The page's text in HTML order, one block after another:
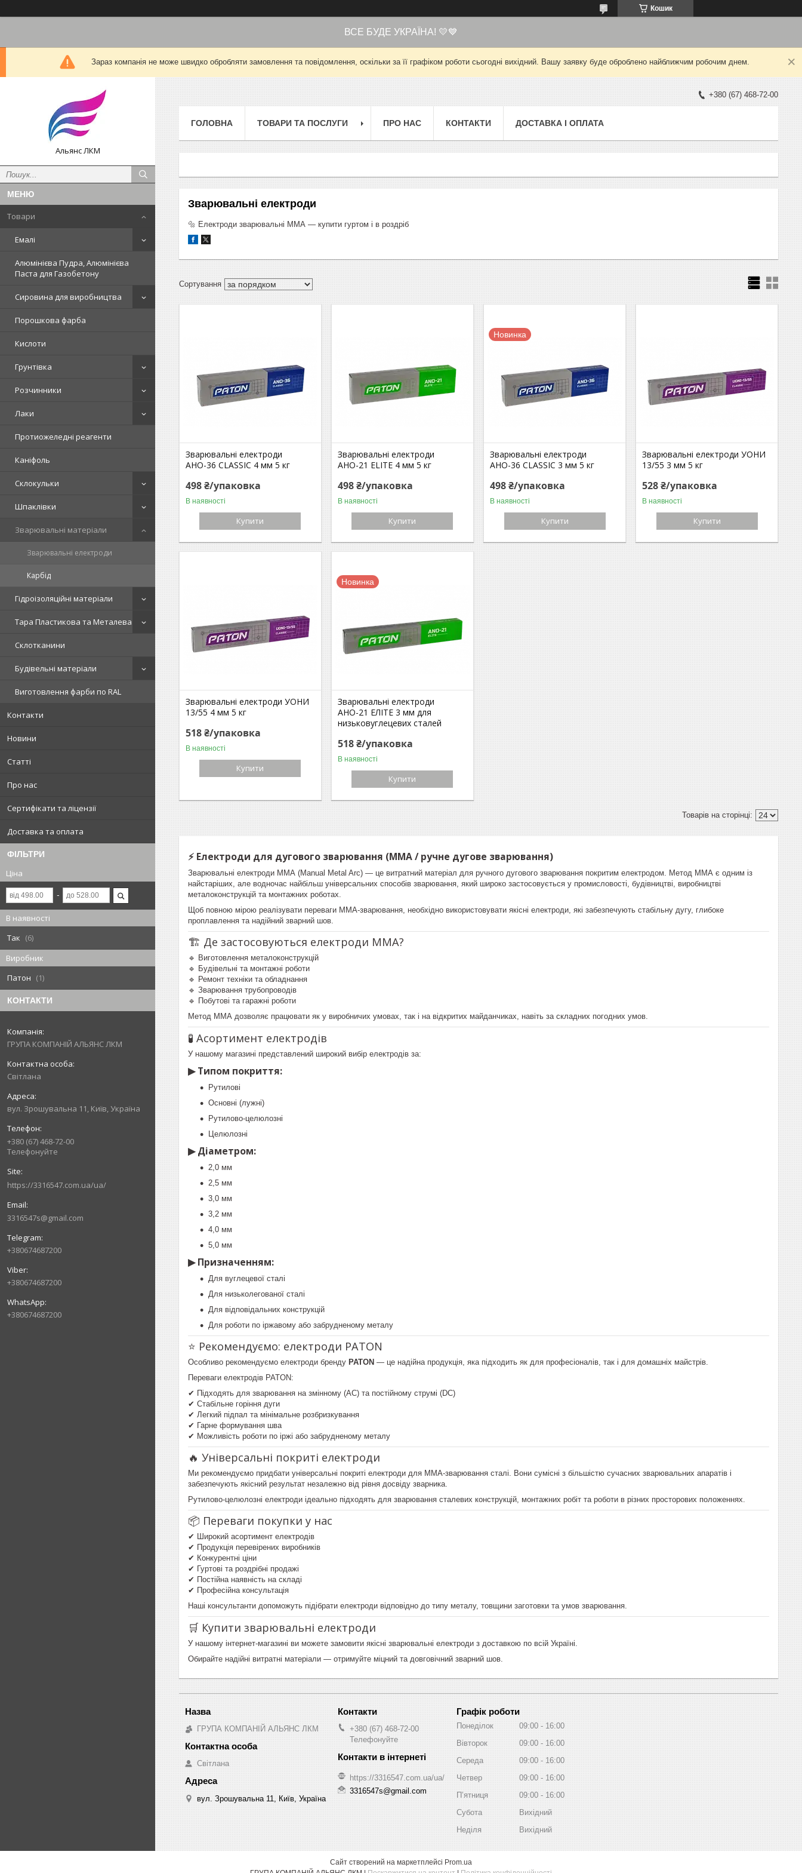
Кошик
ВСЕ БУДЕ УКРАЇНА! 💛💙
Зараз компанія не може швидко обробляти замовлення та повідомлення, оскільки за її графіком роботи сьогодні вихідний. Вашу заявку буде оброблено найближчим робочим днем.
Альянс ЛКМ
Товари
Емалі
Алюмінієва Пудра, Алюмінієва
Паста для Газобетону
Сировина для виробництва
Порошкова фарба
Кислоти
Грунтівка
Розчинники
Лаки
Протиожеледні реагенти
Каніфоль
Склокульки
Шпаклівки
Зварювальні матеріали
Зварювальні електроди
Карбід
Гідроізоляційні матеріали
Тара Пластикова та Металева
Склотканини
Будівельні матеріали
Виготовлення фарби по RAL
Контакти
Новини
Статті
Про нас
Сертифікати та ліцензії
Доставка та оплата
ФІЛЬТРИ
Ціна
В наявності
Так
6
Виробник
Патон
1
КОНТАКТИ
ГРУПА КОМПАНІЙ АЛЬЯНС ЛКМ
Світлана
вул. Зрошувальна 11, Київ, Україна
+380 (67) 468-72-00
Телефонуйте
https://3316547.com.ua/ua/
3316547s@gmail.com
+380674687200
+380674687200
+380674687200
+380 (67) 468-72-00
ГОЛОВНА ТОВАРИ ТА ПОСЛУГИ ПРО НАС КОНТАКТИ ДОСТАВКА І ОПЛАТА
Зварювальні електроди
🔩 Електроди зварювальні ММА — купити гуртом і в роздріб
Зварювальні електроди
АНО-36 CLASSIC 4 мм 5 кг
498 ₴/упаковка
В наявності
Купити
Зварювальні електроди
АНО-21 ЕLІТE 4 мм 5 кг
498 ₴/упаковка
В наявності
Купити
Новинка
Зварювальні електроди
АНО-36 CLASSIC 3 мм 5 кг
498 ₴/упаковка
В наявності
Купити
Зварювальні електроди УОНИ
13/55 3 мм 5 кг
528 ₴/упаковка
В наявності
Купити
Зварювальні електроди УОНИ
13/55 4 мм 5 кг
518 ₴/упаковка
В наявності
Купити
Новинка
Зварювальні електроди
АНО-21 ЕЛІТЕ 3 мм для
низьковуглецевих сталей
518 ₴/упаковка
В наявності
Купити
⚡ Електроди для дугового зварювання (MMA / ручне дугове зварювання)
Зварювальні електроди ММА (Manual Metal Arc) — це витратний матеріал для ручного дугового зварювання покритим електродом. Метод ММА є одним із
найстаріших, але водночас найбільш універсальних способів зварювання, який широко застосовується у промисловості, будівництві, виробництві
металоконструкцій та монтажних роботах.
Щоб повною мірою реалізувати переваги ММА-зварювання, необхідно використовувати якісні електроди, які забезпечують стабільну дугу, глибоке
проплавлення та надійний зварний шов.
🏗 Де застосовуються електроди ММА?
🔹 Виготовлення металоконструкцій
🔹 Будівельні та монтажні роботи
🔹 Ремонт техніки та обладнання
🔹 Зварювання трубопроводів
🔹 Побутові та гаражні роботи
Метод ММА дозволяє працювати як у виробничих умовах, так і на відкритих майданчиках, навіть за складних погодних умов.
🧪 Асортимент електродів
У нашому магазині представлений широкий вибір електродів за:
▶ Типом покриття:
Рутилові
Основні (лужні)
Рутилово-целюлозні
Целюлозні
▶ Діаметром:
2,0 мм
2,5 мм
3,0 мм
3,2 мм
4,0 мм
5,0 мм
▶ Призначенням:
Для вуглецевої сталі
Для низьколегованої сталі
Для відповідальних конструкцій
Для роботи по іржавому або забрудненому металу
⭐ Рекомендуємо: електроди PATON
Особливо рекомендуємо електроди бренду PATON — це надійна продукція, яка підходить як для професіоналів, так і для домашніх майстрів.
Переваги електродів PATON:
✔ Підходять для зварювання на змінному (AC) та постійному струмі (DC)
✔ Стабільне горіння дуги
✔ Легкий підпал та мінімальне розбризкування
✔ Гарне формування шва
✔ Можливість роботи по іржі або забрудненому металу
🔥 Універсальні покриті електроди
Ми рекомендуємо придбати універсальні покриті електроди для ММА-зварювання сталі. Вони сумісні з більшістю сучасних зварювальних апаратів і
забезпечують якісний результат незалежно від рівня досвіду зварника.
Рутилово-целюлозні електроди ідеально підходять для зварювання сталевих конструкцій, монтажних робіт та роботи в різних просторових положеннях.
📦 Переваги покупки у нас
✔ Широкий асортимент електродів
✔ Продукція перевірених виробників
✔ Конкурентні ціни
✔ Гуртові та роздрібні продажі
✔ Постійна наявність на складі
✔ Професійна консультація
Наші консультанти допоможуть підібрати електроди відповідно до типу металу, товщини заготовки та умов зварювання.
🛒 Купити зварювальні електроди
У нашому інтернет-магазині ви можете замовити якісні зварювальні електроди з доставкою по всій Україні.
Обирайте надійні витратні матеріали — отримуйте міцний та довговічний зварний шов.
ГРУПА КОМПАНІЙ АЛЬЯНС ЛКМ
Світлана
вул. Зрошувальна 11, Київ, Україна
+380 (67) 468-72-00
Телефонуйте
https://3316547.com.ua/ua/
3316547s@gmail.com
Графік роботи
Понеділок 09:00
16:00
Вівторок
09:00
16:00
Середа
09:00
16:00
Четвер
09:00
16:00
Пʼятниця
09:00
16:00
Субота
Вихідний
Неділя
Вихідний
Сайт створений на маркетплейсі Prom.ua